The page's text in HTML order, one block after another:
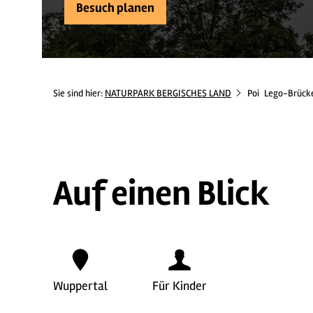
Besuch planen
Sie sind hier: NATURPARK BERGISCHES LAND Poi Lego-
Auf einen Blick
Wuppertal Für Kinder